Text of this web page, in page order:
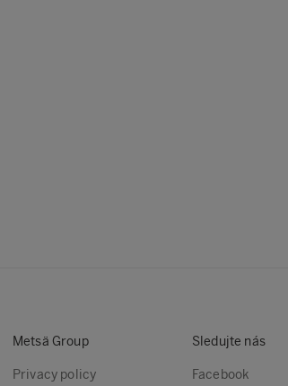
Metsä Group
Privacy policy
Sledujte nás
Facebook